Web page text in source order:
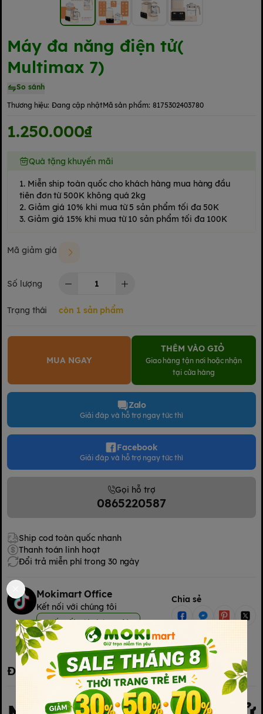
Máy đa năng điện tử(
Multimax 7)
So sánh
Thương hiệu: Đang cập nhậtMã sản phẩm: 8175302403780
1.250.000₫
Quà tặng khuyến mãi
1. Miễn ship toàn quốc cho khách hàng mua hàng đầu
tiên đơn từ 500K không quá 2kg
2. Giảm giá 10% khi mua từ 5 sản phẩm tối đa 50K
3. Giảm giá 15% khi mua từ 10 sản phẩm tối đa 100K
Mã giảm giá
Số lượng
Trạng thái còn 1 sản phẩm
MUA NGAY
THÊM VÀO GIỎ
Giao hàng tận nơi hoặc nhận
tại cửa hàng
Zalo
Giải đáp và hỗ trợ ngay tức thì
Facebook
Giải đáp và hỗ trợ ngay tức thì
Gọi hỗ trợ
0865220587
Ship cod toàn quốc nhanh
Thanh toán linh hoạt
Đổi trả miễn phí trong 30 ngày
Mokimart Office
Kết nối với chúng tôi
Kết nối với chúng tôi
Chia sẻ
Đặc điểm nổi bật